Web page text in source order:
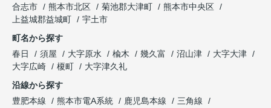
合志市
熊本市北区 菊池郡大津町
熊本市中央区
上益城郡益城町
宇土市
町名から探す
春日
須屋 大字原水 楡木 幾久富 沼山津
大字大津
大字広崎
榎町
大字津久礼
沿線から探す
豊肥本線
熊本市電A系統 鹿児島本線
三角線